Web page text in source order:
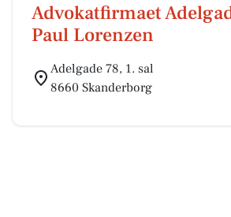
Advokatfirmaet
Paul Lorenzen
Adelgade 78, 1. sal
8660 Skanderborg